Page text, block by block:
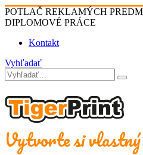
POTLAČ REKLAMÝCH
DIPLOMOVÉ PRÁCE
Kontakt
Vyhľadať
Vytvorte si